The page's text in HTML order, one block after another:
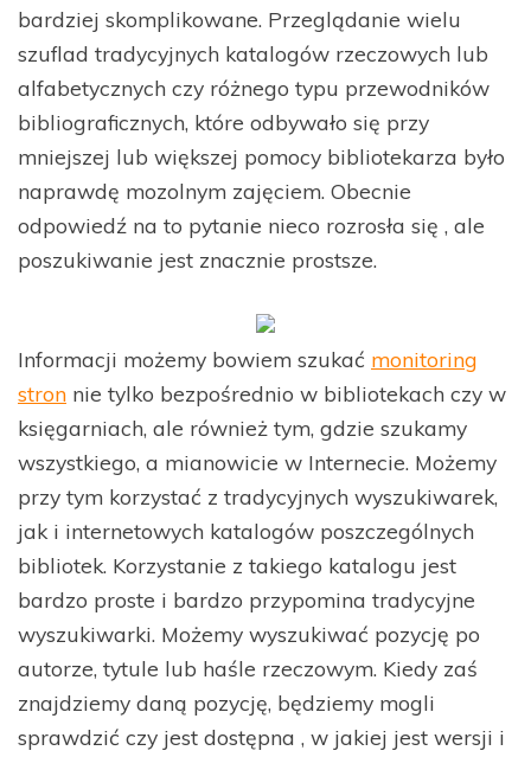
bardziej skomplikowane. Przeglądanie wielu
szuflad tradycyjnych katalogów rzeczowych lub
alfabetycznych czy różnego typu przewodników
bibliograficznych, które odbywało się przy
mniejszej lub większej pomocy bibliotekarza było
naprawdę mozolnym zajęciem. Obecnie
odpowiedź na to pytanie nieco rozrosła się , ale
poszukiwanie jest znacznie prostsze.
Informacji możemy bowiem szukać monitoring
stron nie tylko bezpośrednio w bibliotekach czy w
księgarniach, ale również tym, gdzie szukamy
wszystkiego, a mianowicie w Internecie. Możemy
przy tym korzystać z tradycyjnych wyszukiwarek,
jak i internetowych katalogów poszczególnych
bibliotek. Korzystanie z takiego katalogu jest
bardzo proste i bardzo przypomina tradycyjne
wyszukiwarki. Możemy wyszukiwać pozycję po
autorze, tytule lub haśle rzeczowym. Kiedy zaś
znajdziemy daną pozycję, będziemy mogli
sprawdzić czy jest dostępna , w jakiej jest wersji i